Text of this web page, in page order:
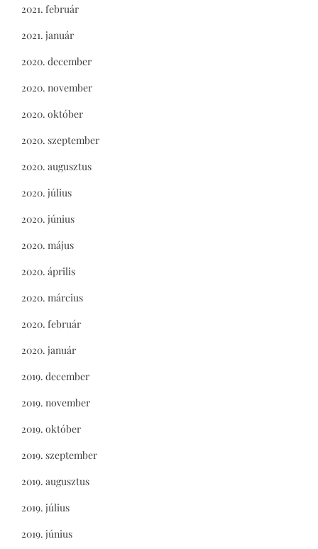
2021. február
2021. január
2020. december
2020. november
2020. október
2020. szeptember
2020. augusztus
2020. július
2020. június
2020. május
2020. április
2020. március
2020. február
2020. január
2019. december
2019. november
2019. október
2019. szeptember
2019. augusztus
2019. július
2019. június